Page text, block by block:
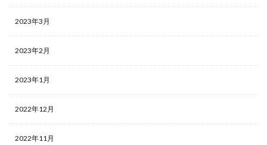
2023年3月
2023年2月
2023年1月
2022年12月
2022年11月